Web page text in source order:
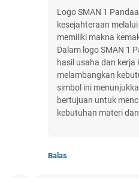
Logo SMAN 1
kesejahteraan
memiliki makna
Dalam logo SMAN 1
hasil usaha dan
melambangkan
simbol ini
bertujuan untuk
kebutuhan materi
Balas